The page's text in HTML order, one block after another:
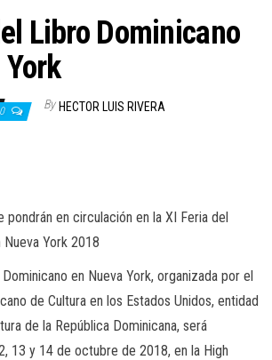
i
Libro Dominicano
0 By HECTOR LUIS RIVERA
pondrán en circulación en la XI Feria del
York 2018
en Nueva York, organizada por el
de Cultura en los Estados Unidos, entidad
de la República Dominicana, será
13 y 14 de octubre de 2018, en la High